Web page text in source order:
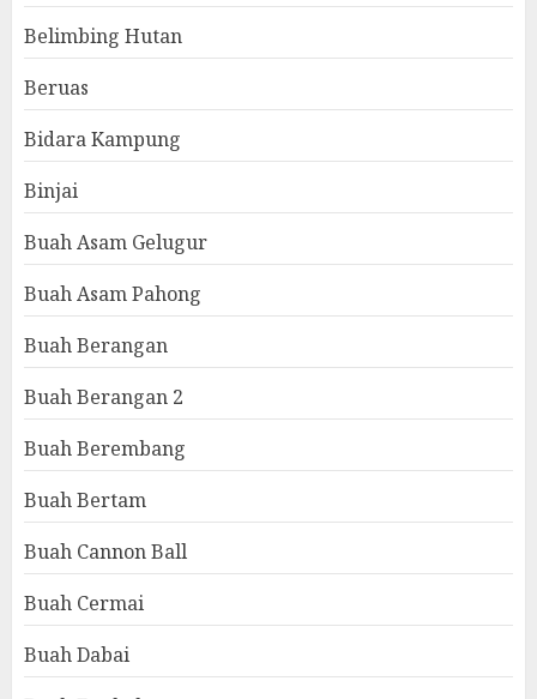
Belimbing Hutan
Beruas
Bidara Kampung
Binjai
Buah Asam Gelugur
Buah Asam Pahong
Buah Berangan
Buah Berangan 2
Buah Berembang
Buah Bertam
Buah Cannon Ball
Buah Cermai
Buah Dabai